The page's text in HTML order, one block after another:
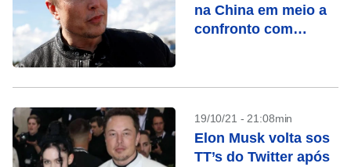
na China em meio a
confronto com
19/10/21 - 21:08min
Elon Musk volta sos
TT’s do Twitter após